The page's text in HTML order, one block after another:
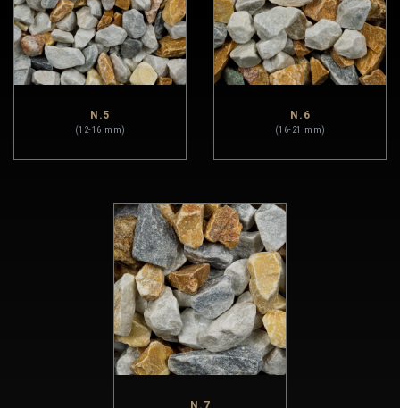
N.5
(12-16 mm)
N.6
(16-21 mm)
N.7